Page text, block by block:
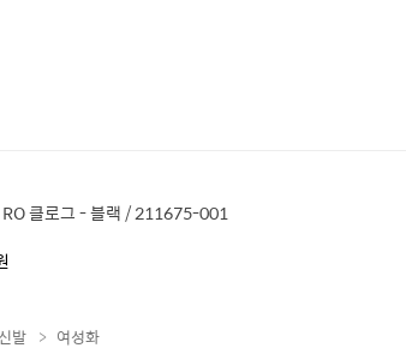
RO 클로그 - 블랙 / 211675-001
신발
여성화